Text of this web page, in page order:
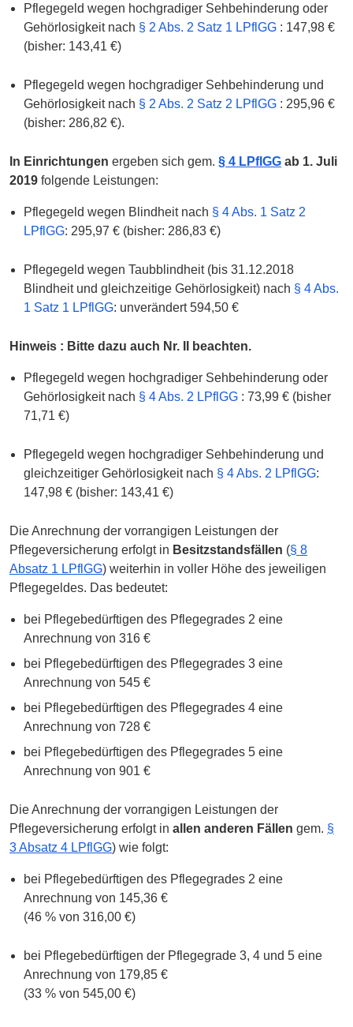
Pflegegeld wegen hochgradiger Sehbehinderung oder
Gehörlosigkeit nach § 2 Abs. 2 Satz 1 LPflGG: 147,98 €
(bisher: 143,41 €)
Pflegegeld wegen hochgradiger Sehbehinderung und
Gehörlosigkeit nach § 2 Abs. 2 Satz 2 LPflGG: 295,96 €
(bisher: 286,82 €).
In Einrichtungen ergeben sich gem. § 4 LPflGG ab 1. Juli
2019 folgende Leistungen:
Pflegegeld wegen Blindheit nach § 4 Abs. 1 Satz 2
LPflGG: 295,97 € (bisher: 286,83 €)
Pflegegeld wegen Taubblindheit (bis 31.12.2018
Blindheit und gleichzeitige Gehörlosigkeit) nach § 4 Abs.
1 Satz 1 LPflGG: unverändert 594,50 €
Hinweis : Bitte dazu auch Nr. II beachten.
Pflegegeld wegen hochgradiger Sehbehinderung oder
Gehörlosigkeit nach § 4 Abs. 2 LPflGG: 73,99 € (bisher
71,71 €)
Pflegegeld wegen hochgradiger Sehbehinderung und
gleichzeitiger Gehörlosigkeit nach § 4 Abs. 2 LPflGG:
147,98 € (bisher: 143,41 €)
Die Anrechnung der vorrangigen Leistungen der
Pflegeversicherung erfolgt in Besitzstandsfällen (§ 8
Absatz 1 LPflGG) weiterhin in voller Höhe des jeweiligen
Pflegegeldes. Das bedeutet:
bei Pflegebedürftigen des Pflegegrades 2 eine
Anrechnung von 316 €
bei Pflegebedürftigen des Pflegegrades 3 eine
Anrechnung von 545 €
bei Pflegebedürftigen des Pflegegrades 4 eine
Anrechnung von 728 €
bei Pflegebedürftigen des Pflegegrades 5 eine
Anrechnung von 901 €
Die Anrechnung der vorrangigen Leistungen der
Pflegeversicherung erfolgt in allen anderen Fällen gem. §
3 Absatz 4 LPflGG) wie folgt:
bei Pflegebedürftigen des Pflegegrades 2 eine
Anrechnung von 145,36 €
(46 % von 316,00 €)
bei Pflegebedürftigen der Pflegegrade 3, 4 und 5 eine
Anrechnung von 179,85 €
(33 % von 545,00 €)